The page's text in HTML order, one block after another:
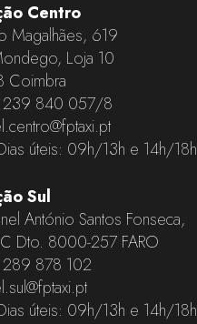
Centro
Magalhães, 619
Loja 10
Coimbra
239 840 057/8
úteis: 09h/13h e 14h/18h
Sul
António Santos Fonseca,
Dto. 8000-257 FARO
878 102
úteis: 09h/13h e 14h/18h